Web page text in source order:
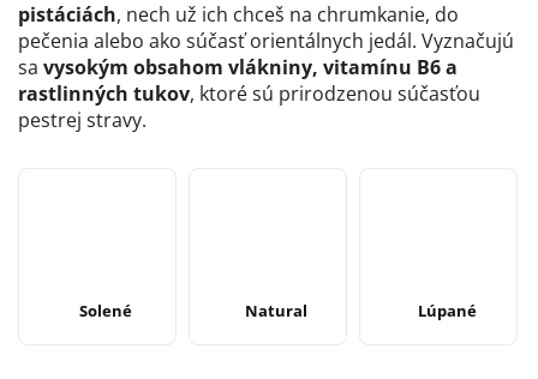
pistáciách, nech už ich chceš na chrumkanie, do
pečenia alebo ako súčasť orientálnych jedál. Vyznačujú
sa vysokým obsahom vlákniny, vitamínu B6 a
rastlinných tukov, ktoré sú prirodzenou súčasťou
pestrej stravy.
Solené Natural Lúpané